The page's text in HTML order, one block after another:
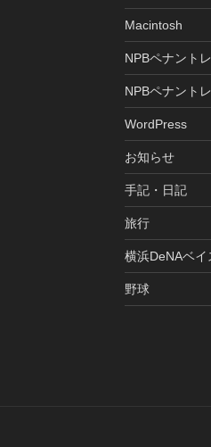
Macintosh
NPBペナント
NPBペナント
WordPress
お知らせ
手記・日記
旅行
横浜DeNAベイ
野球